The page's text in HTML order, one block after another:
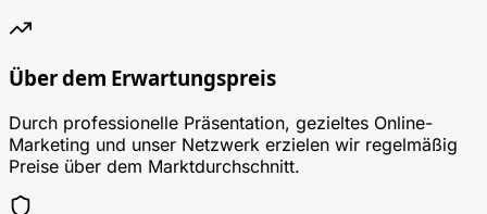
Über dem Erwartungspreis
Durch professionelle Präsentation, gezieltes Online-
Marketing und unser Netzwerk erzielen wir regelmäßig
Preise über dem Marktdurchschnitt.